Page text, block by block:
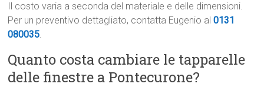
Il costo varia a seconda del materiale e delle dimensioni.
Per un preventivo dettagliato, contatta Eugenio al0131
080035.
Quanto costa cambiare le tapparelle
delle finestre a Pontecurone?